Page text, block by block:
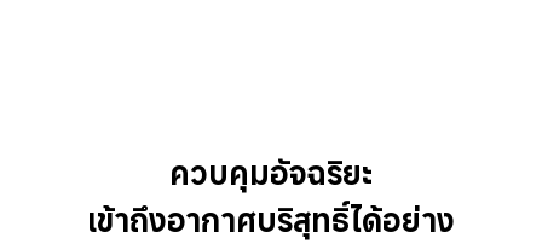
ควบคุมอัจฉริยะ
เข้าถึงอากาศบริสุทธิ์ได้อย่าง